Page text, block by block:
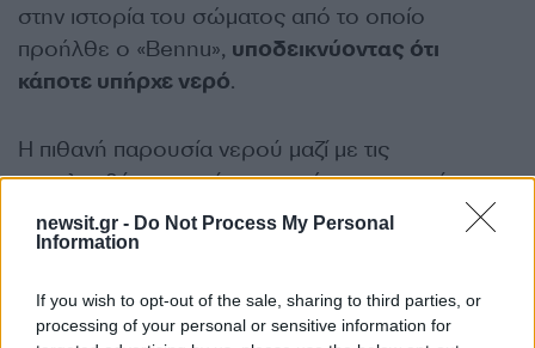
newsit.gr - Do Not Process My Personal
Information
If you wish to opt-out of the sale, sharing to third parties, or
processing of your personal or sensitive information for
στην ιστορία του σώματος από το οποίο
προήλθε ο «Bennu», υποδεικνύοντας ότι
κάποτε υπήρχε νερό.
Η πιθανή παρουσία νερού μαζί με τις
νουκλεοβάσεις εγείρει ερωτήματα σχετικά με τη
διαδικασία που δημιουργεί τα δομικά στοιχεία για
τη ζωή (προβιοτική σύνθεση οργανικών μορίων),
ΔΙΑΦΗΜΙΣΗ